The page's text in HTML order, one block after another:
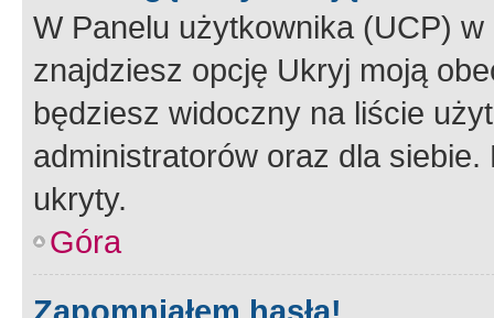
W Panelu użytkownika (UCP) w
znajdziesz opcję Ukryj moją
będziesz widoczny na liście
administratorów oraz dla
ukryty.
Góra